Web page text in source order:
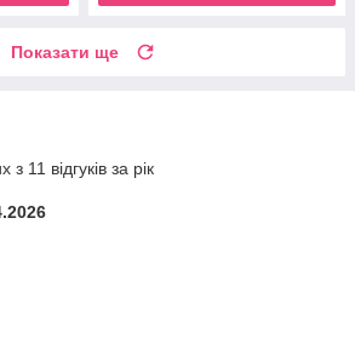
Показати ще
11 відгуків за рік